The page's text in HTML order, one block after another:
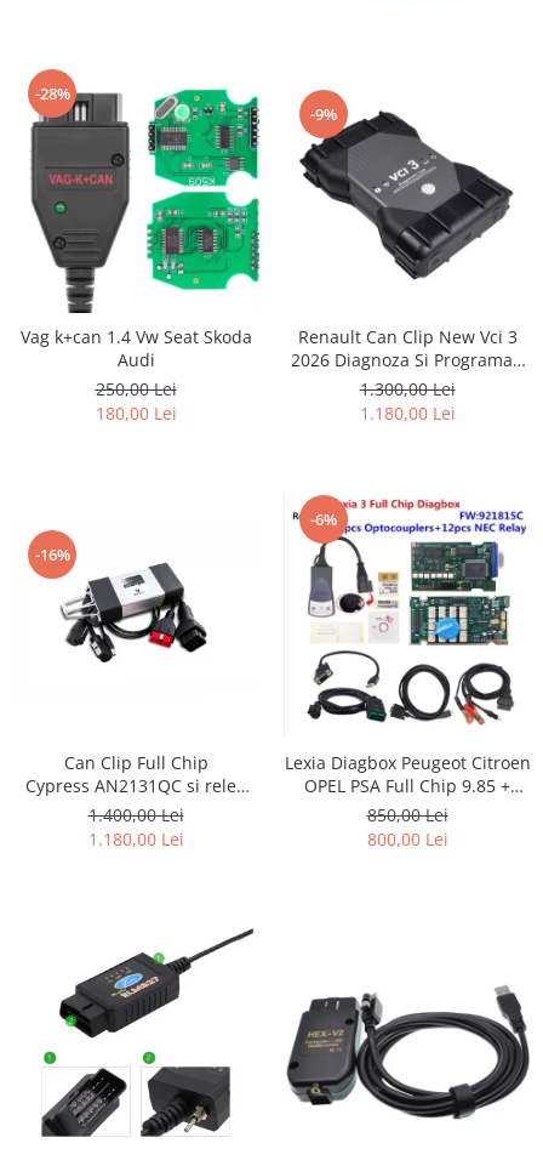
-28%
Vag k+can 1.4 Vw Seat Skoda
Audi
250,00 Lei
180,00 Lei
-9%
Renault Can Clip New Vci 3
2026 Diagnoza Si Programari
Lb.Romana
1.300,00 Lei
1.180,00 Lei
-16%
Can Clip Full Chip
Cypress AN2131QC si releu
japonez NEC/OMRON-
Renault Dacia 2021
1.400,00 Lei
1.180,00 Lei
-6%
Lexia Diagbox Peugeot Citroen
OPEL PSA Full Chip 9.85 +
optional offline telecoding
850,00 Lei
800,00 Lei